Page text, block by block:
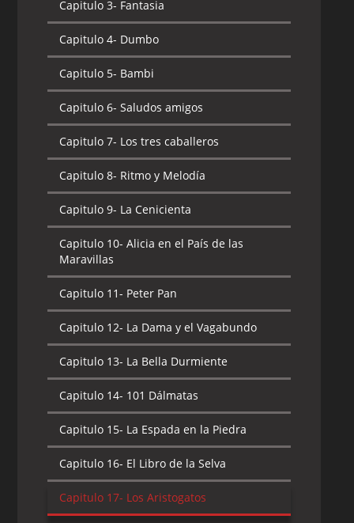
Capitulo 3- Fantasia
Capitulo 4- Dumbo
Capitulo 5- Bambi
Capitulo 6- Saludos amigos
Capitulo 7- Los tres caballeros
Capitulo 8- Ritmo y Melodía
Capitulo 9- La Cenicienta
Capitulo 10- Alicia en el País de las
Maravillas
Capitulo 11- Peter Pan
Capitulo 12- La Dama y el Vagabundo
Capitulo 13- La Bella Durmiente
Capitulo 14- 101 Dálmatas
Capitulo 15- La Espada en la Piedra
Capitulo 16- El Libro de la Selva
Capitulo 17- Los Aristogatos